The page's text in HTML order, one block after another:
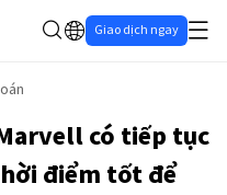
Giao dịch ngay
có tiếp tục
điểm tốt để